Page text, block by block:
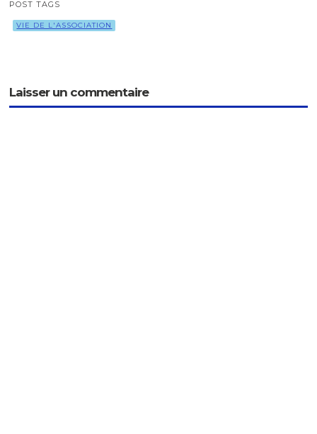
POST TAGS
VIE DE L'ASSOCIATION
Laisser un commentaire